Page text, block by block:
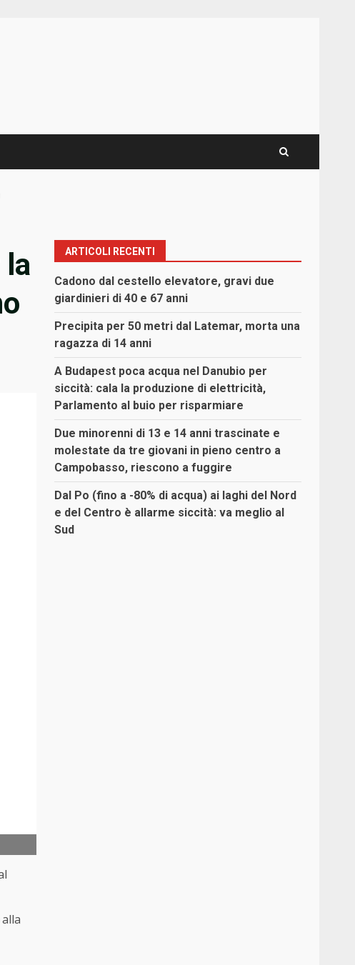
ARTICOLI RECENTI
Cadono dal cestello elevatore, gravi due
giardinieri di 40 e 67 anni
Precipita per 50 metri dal Latemar, morta una
ragazza di 14 anni
A Budapest poca acqua nel Danubio per
siccità: cala la produzione di elettricità,
Parlamento al buio per risparmiare
Due minorenni di 13 e 14 anni trascinate e
molestate da tre giovani in pieno centro a
Campobasso, riescono a fuggire
Dal Po (fino a -80% di acqua) ai laghi del Nord
e del Centro è allarme siccità: va meglio al
Sud